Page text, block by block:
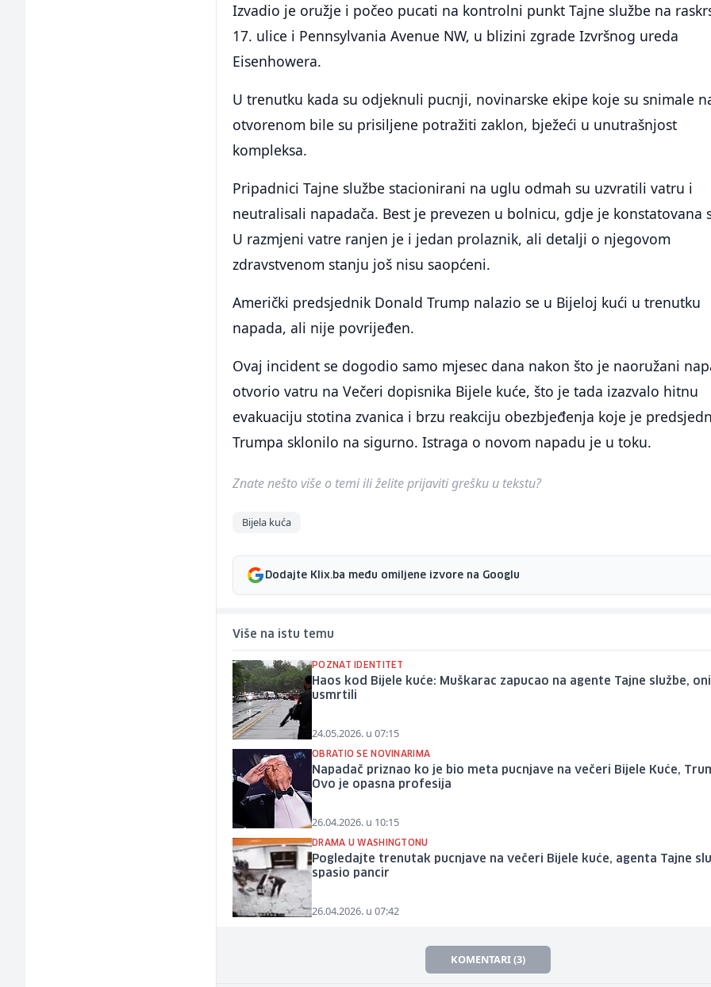
Izvadio je oružje i počeo pucati na kontrolni punkt Tajne službe na
17. ulice i Pennsylvania Avenue NW, u blizini zgrade Izvršnog ureda
Eisenhowera.
U trenutku kada su odjeknuli pucnji, novinarske ekipe koje su snimale
otvorenom bile su prisiljene potražiti zaklon, bježeći u unutrašnjost
kompleksa.
Pripadnici Tajne službe stacionirani na uglu odmah su uzvratili vatru i
neutralisali napadača. Best je prevezen u bolnicu, gdje je konstatovana
U razmjeni vatre ranjen je i jedan prolaznik, ali detalji o njegovom
zdravstvenom stanju još nisu saopćeni.
Američki predsjednik Donald Trump nalazio se u Bijeloj kući u trenutku
napada, ali nije povrijeđen.
Ovaj incident se dogodio samo mjesec dana nakon što je naoružani
otvorio vatru na Večeri dopisnika Bijele kuće, što je tada izazvalo hitnu
evakuaciju stotina zvanica i brzu reakciju obezbjeđenja koje je
Trumpa sklonilo na sigurno. Istraga o novom napadu je u toku.
Znate nešto više o temi ili želite prijaviti grešku u tekstu?
Bijela kuća
Dodajte Klix.ba među omiljene izvore na Googlu
Više na istu temu
POZNAT IDENTITET
Haos kod Bijele kuće: Muškarac zapucao na agente Tajne službe,
usmrtili
24.05.2026. u 07:15
OBRATIO SE NOVINARIMA
Napadač priznao ko je bio meta pucnjave na večeri Bijele Kuće,
Ovo je opasna profesija
26.04.2026. u 10:15
DRAMA U WASHINGTONU
Pogledajte trenutak pucnjave na večeri Bijele kuće, agenta Tajne
spasio pancir
26.04.2026. u 07:42
KOMENTARI (3)